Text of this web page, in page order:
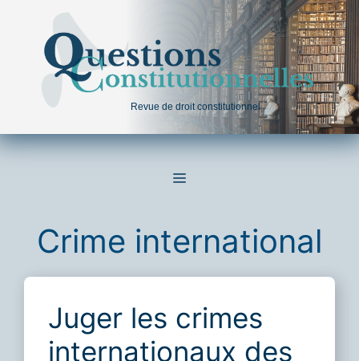
contenu
Revue de droit constitutionnel
MENU
Crime international
Juger les crimes
internationaux des